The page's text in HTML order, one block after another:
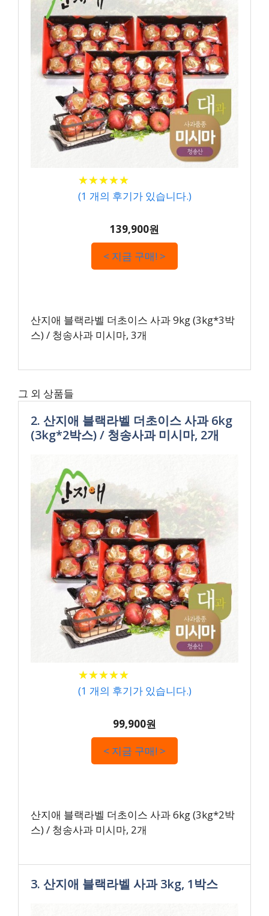
★★★★★
★★★★★
(1 개의 후기가 있습니다.)
139,900원
< 지금 구매! >
산지애 블랙라벨 더초이스 사과 9kg (3kg*3박
스) / 청송사과 미시마, 3개
그 외 상품들
2. 산지애 블랙라벨 더초이스 사과 6kg
(3kg*2박스) / 청송사과 미시마, 2개
★★★★★
★★★★★
(1 개의 후기가 있습니다.)
99,900원
< 지금 구매! >
산지애 블랙라벨 더초이스 사과 6kg (3kg*2박
스) / 청송사과 미시마, 2개
3. 산지애 블랙라벨 사과 3kg, 1박스